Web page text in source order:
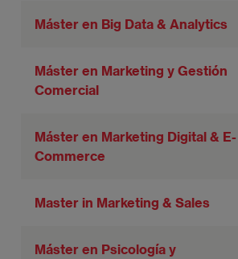
Máster en Big Data & Analytics
Máster en Marketing y Gestión
Comercial
Máster en Marketing Digital & E-
Commerce
Master in Marketing & Sales
Máster en Psicología y